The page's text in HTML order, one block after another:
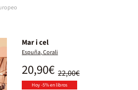
Mar i cel
Espuña, Corali
22,00€
20,90€
Hoy -5% en libros